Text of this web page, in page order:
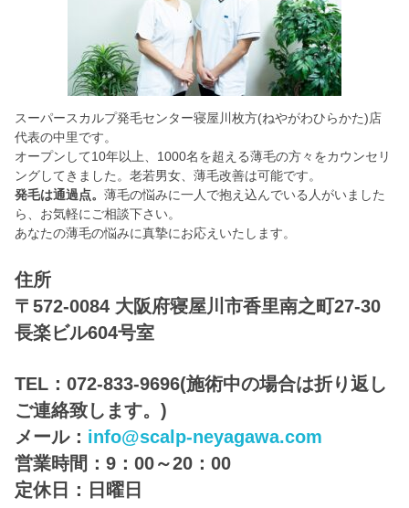
スーパースカルプ発毛センター寝屋川枚方(ねやがわひらかた)店
代表の中里です。
オープンして10年以上、1000名を超える薄毛の方々をカウンセリ
ングしてきました。老若男女、薄毛改善は可能です。
発毛は通過点。薄毛の悩みに一人で抱え込んでいる人がいました
ら、お気軽にご相談下さい。
あなたの薄毛の悩みに真摯にお応えいたします。
住所
〒572-0084 大阪府寝屋川市香里南之町27-30
長楽ビル604号室
TEL：072-833-9696(施術中の場合は折り返し
ご連絡致します。)
メール： info@scalp-neyagawa.com
営業時間：9：00～20：00
定休日：日曜日